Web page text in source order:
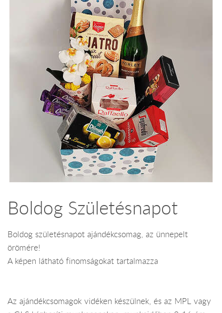
Boldog Születésnapot
Boldog születésnapot ajándékcsomag, az ünnepelt
örömére!
A képen látható finomságokat tartalmazza
Az ajándékcsomagok vidéken készülnek, és az MPL vagy